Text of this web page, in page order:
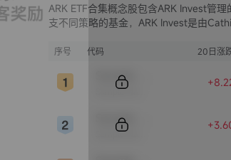
ARK ETF合集概念股包含ARK Invest管理
支不同策略的基金，ARK Invest是由
序号 代码 20日涨